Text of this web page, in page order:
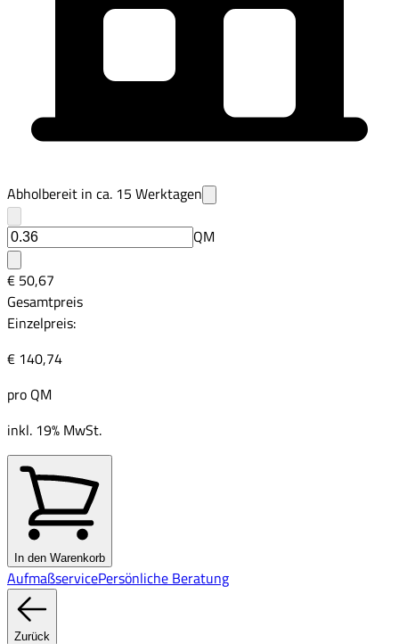
Abholbereit in ca. 15 Werktagen
QM
€ 50,67
Gesamtpreis
Einzelpreis:
€ 140,74
pro QM
inkl. 19% MwSt.
In den Warenkorb
AufmaßservicePersönliche Beratung
Zurück